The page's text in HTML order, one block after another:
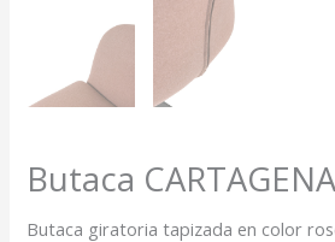
Butaca
Butaca giratoria tapizada en color